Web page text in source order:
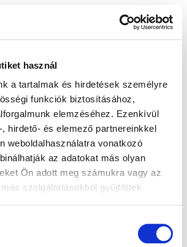
használ
a tartalmak és hirdetések személyre
funkciók biztosításához,
elemzéséhez. Ezenkívül
hirdető- és elemező partnereinkkel
weboldalhasználatra vonatkozó
az adatokat más olyan
Ön adott meg számukra vagy az
szolgáltatásokból gyűjtöttek.